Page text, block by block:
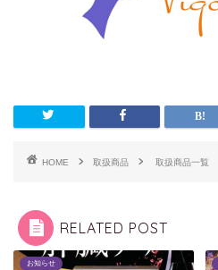
HOME 取扱商品 取扱商品一覧
RELATED POST
お知らせ